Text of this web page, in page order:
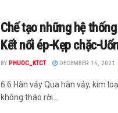
Chế tạo những hệ
Kết nối ép-Kẹp chặc-
BY PHUOC_KTCT DECEMBER 16, 2021
6.6 Hàn vảy Qua hàn vảy, kim
không tháo rời...